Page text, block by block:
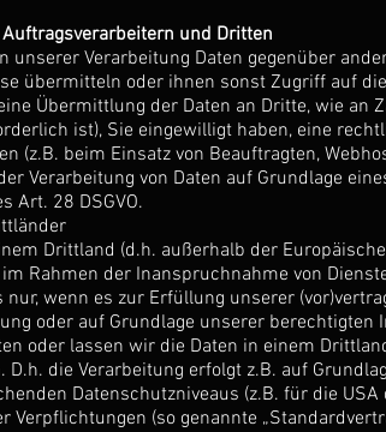
und Dritten
unserer Verarbeitung Daten gegenüber
übermitteln oder ihnen sonst Zugriff auf
Übermittlung der Daten an Dritte, wie an
ist), Sie eingewilligt haben, eine
(z.B. beim Einsatz von Beauftragten,
Verarbeitung von Daten auf Grundlage
Art. 28 DSGVO.
Drittland (d.h. außerhalb der
Rahmen der Inanspruchnahme von
nur, wenn es zur Erfüllung unserer
oder auf Grundlage unserer
oder lassen wir die Daten in einem
D.h. die Verarbeitung erfolgt z.B. auf
Datenschutzniveaus (z.B. für die
Verpflichtungen (so genannte